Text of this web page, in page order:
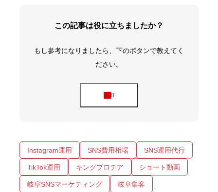
この記事は役に立ちましたか？
もし参考になりましたら、下のボタンで教えてく
ださい。
Instagram運用 SNS費用相場 SNS運用代行
TikTok運用 キングプロテア ショート動画
岐阜SNSマーケティング 岐阜集客